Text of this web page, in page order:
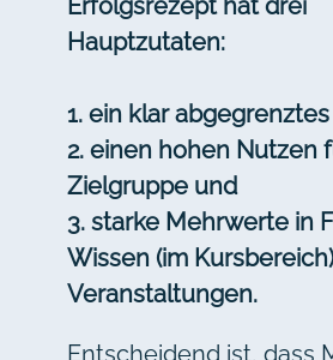
Erfolgsrezept hat drei
Hauptzutaten:
1. ein klar
2. einen hohen Nutzen
Zielgruppe und
3. starke Mehrwerte in
Wissen (im
Veranstaltungen.